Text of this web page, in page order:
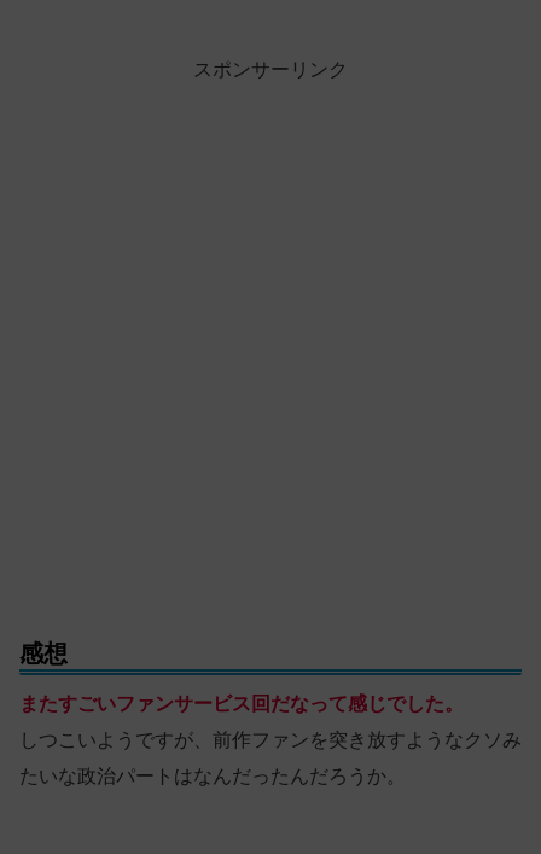
スポンサーリンク
感想
またすごいファンサービス回だなって感じでした。
しつこいようですが、前作ファンを突き放すようなクソみ
たいな政治パートはなんだったんだろうか。